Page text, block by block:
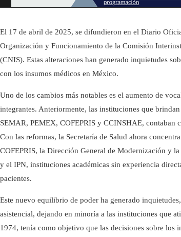
El 17 de abril de 2025, se difundieron en el Diario
Organización y Funcionamiento de la Comisión
(CNIS). Estas alteraciones han generado inquietudes
con los insumos médicos en México.
Uno de los cambios más notables es el aumento de
integrantes. Anteriormente, las instituciones que
SEMAR, PEMEX, COFEPRIS y CCINSHAE, contaban
Con las reformas, la Secretaría de Salud ahora
COFEPRIS, la Dirección General de Modernización y
y el IPN, instituciones académicas sin experiencia
pacientes.​
Este nuevo equilibrio de poder ha generado
asistencial, dejando en minoría a las instituciones que
1974, tenía como objetivo que las decisiones sobre los